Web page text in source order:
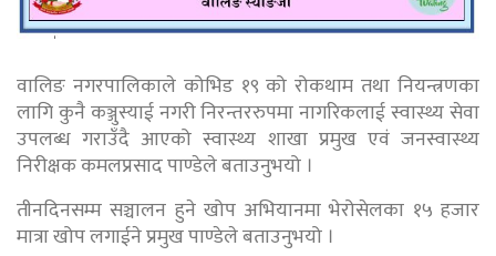
वालिङ नगरपालिकाले कोभिड १९ को रोकथाम तथा नियन्त्रणका
लागि कुनै कञ्जुस्याई नगरी निरन्तररुपमा नागरिकलाई स्वास्थ्य सेवा
उपलब्ध गराउँदै आएको स्वास्थ्य शाखा प्रमुख एवं जनस्वास्थ्य
निरीक्षक कमलप्रसाद पाण्डेले बताउनुभयो ।
तीनदिनसम्म सञ्चालन हुने खोप अभियानमा भेरोसेलका १५ हजार
मात्रा खोप लगाईने प्रमुख पाण्डेले बताउनुभयो ।